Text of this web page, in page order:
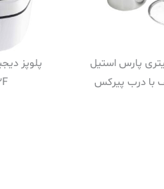
6 لیتری پارس استیل
درب پیرکس
پلوپز